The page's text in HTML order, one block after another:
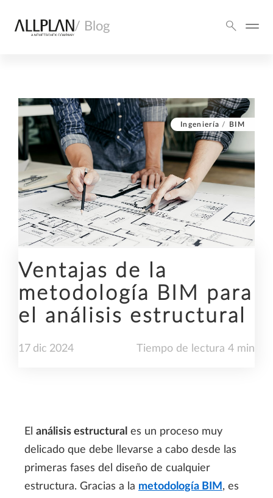
/ Blog
Ingeniería / BIM
Ventajas de la
metodología BIM para
el análisis estructural
17 dic 2024 Tiempo de lectura 4 min
El análisis estructural es un proceso muy
delicado que debe llevarse a cabo desde las
primeras fases del diseño de cualquier
estructura. Gracias a la metodología BIM , es